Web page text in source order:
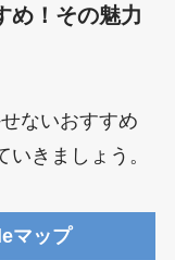
め！その魅力
ないおすすめ
きましょう。
マップ